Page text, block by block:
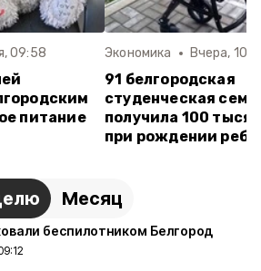
09:58
питание
Экономика Вчера,
91 белгородская
студенческая
получила 100
при рождении
Месяц
беспилотником Белгород